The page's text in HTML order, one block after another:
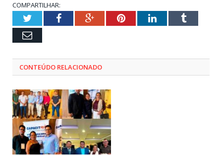
COMPARTILHAR:
TwitterFacebookGoogle+PinterestLinkedInTumblr
Email
CONTEÚDO RELACIONADO